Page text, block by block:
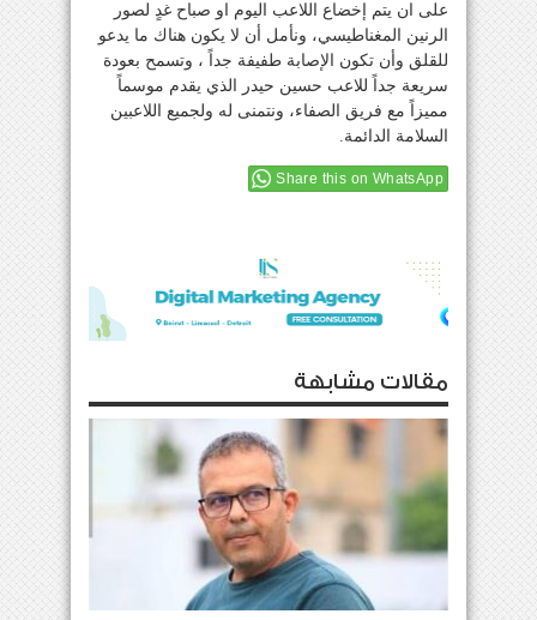
على ان يتم إخضاع اللاعب اليوم او صباح غدٍ لصور
الرنين المغناطيسي، ونأمل أن لا يكون هناك ما يدعو
للقلق وأن تكون الإصابة طفيفة جداً ، وتسمح بعودة
سريعة جداً للاعب حسين حيدر الذي يقدم موسماً
مميزاً مع فريق الصفاء، ونتمنى له ولجميع اللاعبين
السلامة الدائمة.
Share this on WhatsApp
مقالات مشابهة